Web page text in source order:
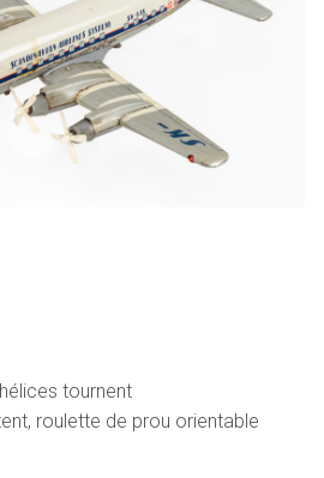
tournent
roulette de prou orientable